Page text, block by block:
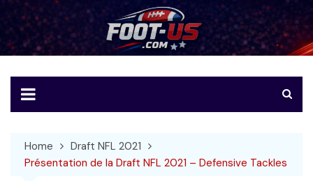
to
content
Foot-US
Le football américain en français
Home
Draft NFL 2021
Présentation de la Draft NFL 2021 – Defensive Tackles